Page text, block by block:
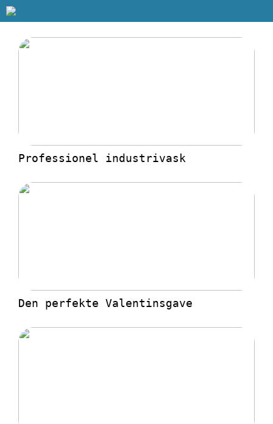
Professionel industrivask
Den perfekte Valentinsgave